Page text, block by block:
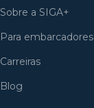
Sobre a SIGA+
Para embarcadores
Carreiras
Blog